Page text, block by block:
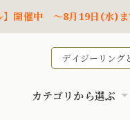
】開催中 ～8月19日(水)
デイジーリング
カテゴリから選ぶ